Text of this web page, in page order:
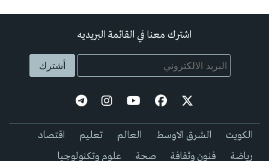
اشترك معنا في القائمة البريديه
الكويت الشرق الاوسط العالم تعليم
اقتصاد
رياضة
فنون وثقافة صحة علوم وتكنولوجيا